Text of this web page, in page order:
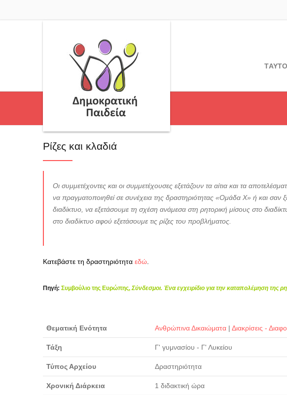
Ρίζες και κλαδιά
Οι συμμετέχοντες και οι συμμετέχουσες εξετάζουν τα αίτια και τα
να πραγματοποιηθεί σε συνέχεια της δραστηριότητας «Ομάδα Χ» ή και σαν
διαδίκτυο, να εξετάσουμε τη σχέση ανάμεσα στη ρητορική μίσους στο
στο διαδίκτυο αφού εξετάσουμε τις ρίζες του προβλήματος.
Κατεβάστε τη δραστηριότητα εδώ
Πηγή: Συμβούλιο της Ευρώπης,Σύνδεσμοι. Ένα εγχειρίδιο για την καταπολέμηση της
Θεματική Ενότητα Ανθρώπινα Δικαιώματα | Διακρίσεις -
Τάξη Γ' γυμνασίου - Γ' Λυκείου
Τύπος Αρχείου Δραστηριότητα
Χρονική Διάρκεια 1 διδακτική ώρα